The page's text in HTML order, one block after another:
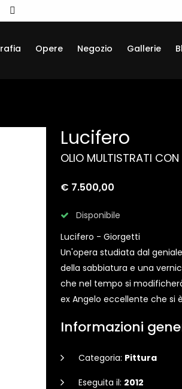
Opere Negozio Gallerie
Lucifero
OLIO MULTISTRATI
€ 7.500,00
Disponibile
Lucifero - Giorgetti
Un'opera studiata dal
della sabbiatura e una
che nel tempo si
ex Angelo eccellente che si
Informazioni
Categoria: Pittura
Eseguita il: 2012